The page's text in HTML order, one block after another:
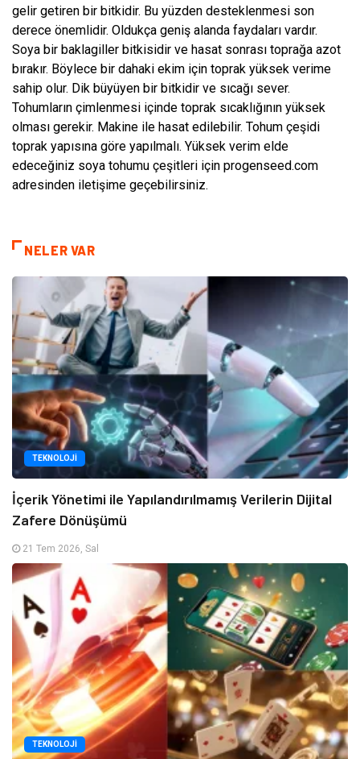
gelir getiren bir bitkidir. Bu yüzden desteklenmesi son
derece önemlidir. Oldukça geniş alanda faydaları vardır.
Soya bir baklagiller bitkisidir ve hasat sonrası toprağa azot
bırakır. Böylece bir dahaki ekim için toprak yüksek verime
sahip olur. Dik büyüyen bir bitkidir ve sıcağı sever.
Tohumların çimlenmesi içinde toprak sıcaklığının yüksek
olması gerekir. Makine ile hasat edilebilir. Tohum çeşidi
toprak yapısına göre yapılmalı. Yüksek verim elde
edeceğiniz soya tohumu çeşitleri için progenseed.com
adresinden iletişime geçebilirsiniz.
NELER VAR
TEKNOLOJI
İçerik Yönetimi ile Yapılandırılmamış Verilerin Dijital
Zafere Dönüşümü
21 Tem 2026, Sal
TEKNOLOJI